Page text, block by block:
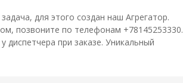
для этого создан наш Агрегатор.
позвоните по телефонам +78145253330.
при заказе. Уникальный